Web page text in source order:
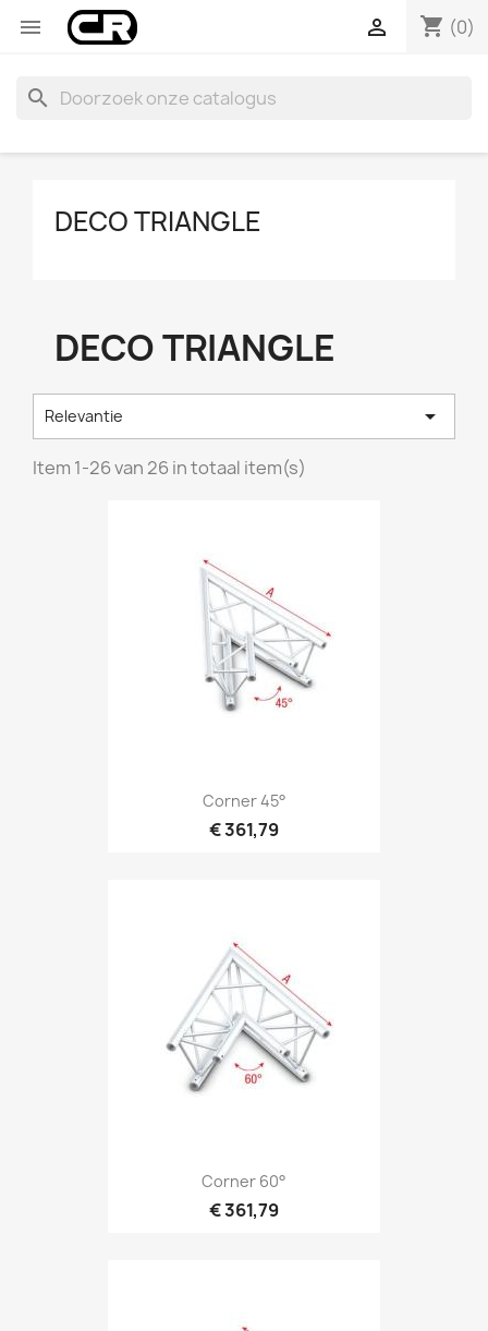
 shopping_cart (0)

search
DECO TRIANGLE
DECO TRIANGLE
Relevantie 
Item 1-26 van 26 in totaal item(s)
Snel bekijken
Corner 45°
€ 361,79
Snel bekijken
Corner 60°
€ 361,79